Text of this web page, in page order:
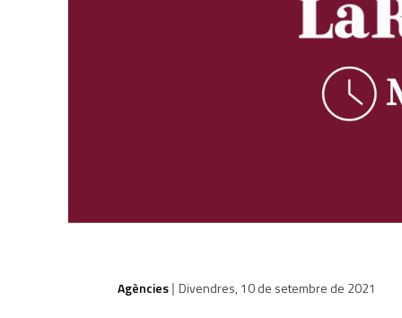
Agències | Divendres, 10 de setembre de 2021